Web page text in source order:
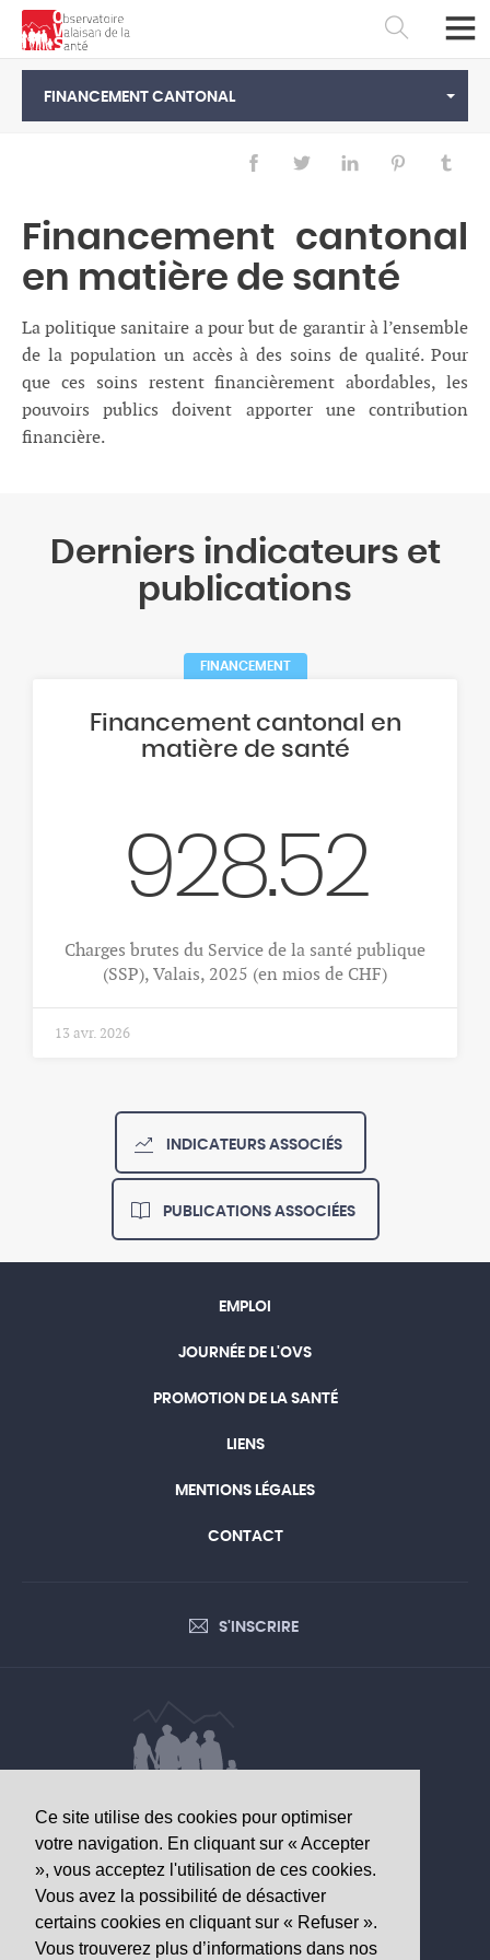
Ce site utilise des cookies pour optimiser
votre navigation. En cliquant sur « Accepter
», vous acceptez l'utilisation de ces cookies.
Vous avez la possibilité de désactiver
certains cookies en cliquant sur « Refuser ».
Vous trouverez plus d’informations dans nos
Secours
Professionnels de santé
Qualité des soins
Coûts de la santé et financement
FINANCEMENT CANTONAL
Financement cantonal
en matière de santé
La politique sanitaire a pour but de garantir à l’ensemble
de la population un accès à des soins de qualité. Pour
que ces soins restent financièrement abordables, les
pouvoirs publics doivent apporter une contribution
financière.
Derniers indicateurs et
publications
FINANCEMENT
Financement cantonal en
matière de santé
928.52
Charges brutes du Service de la santé publique
(SSP), Valais, 2025 (en mios de CHF)
13 avr. 2026
INDICATEURS ASSOCIÉS
PUBLICATIONS ASSOCIÉES
EMPLOI
JOURNÉE DE L'OVS
PROMOTION DE LA SANTÉ
LIENS
MENTIONS LÉGALES
CONTACT
S'INSCRIRE
DONNÉES D’INTÉRÊT SANITAIRE
Observatoire valaisan de la santé
Av. Grand-Champsec 64
1950 Sion